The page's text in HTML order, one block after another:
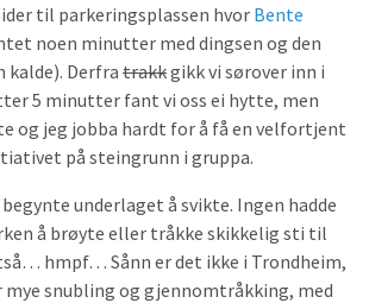
til parkeringsplassen hvor Bente
noen minutter med dingsen og den
kalde). Derfra trakkgikk vi sørover inn i
5 minutter fant vi oss ei hytte, men
og jeg jobba hardt for å få en velfortjent
på steingrunn i gruppa.
underlaget å svikte. Ingen hadde
å brøyte eller tråkke skikkelig sti til
hmpf… Sånn er det ikke i Trondheim,
mye snubling og gjennomtråkking, med